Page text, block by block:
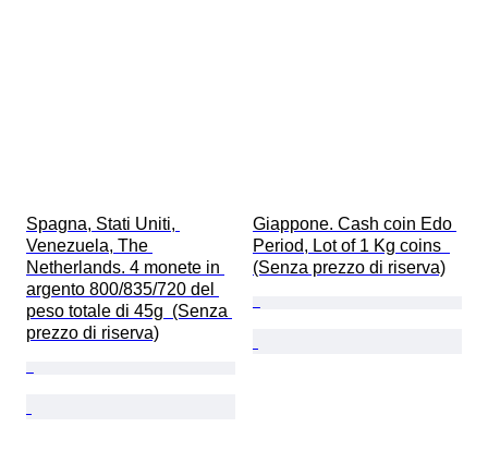
Spagna, Stati Uniti,
Venezuela, The
Netherlands. 4 monete in
argento 800/835/720 del
peso totale di 45g  (Senza
prezzo di riserva)
Giappone. Cash coin Edo
Period, Lot of 1 Kg coins
(Senza prezzo di riserva)